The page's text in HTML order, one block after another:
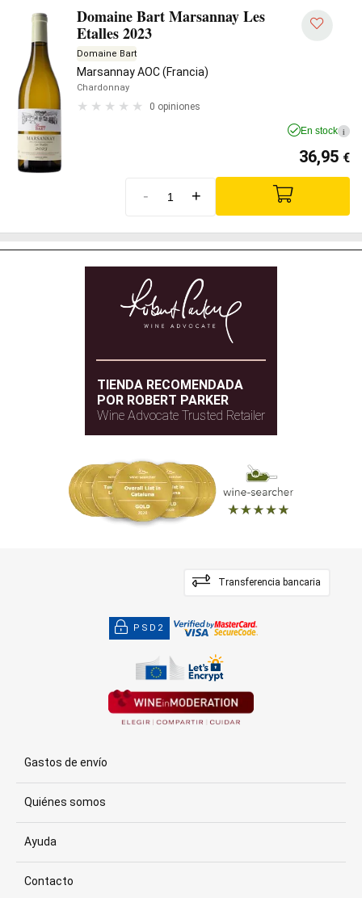
Domaine Bart Marsannay Les
Etalles 2023
Domaine Bart
Marsannay AOC (Francia)
Chardonnay
0 opiniones
En stock i
36,95 €
- +
TIENDA RECOMENDADA
POR ROBERT PARKER
Wine Advocate Trusted Retailer
Transferencia bancaria
PSD2
Gastos de envío
Quiénes somos
Ayuda
Contacto